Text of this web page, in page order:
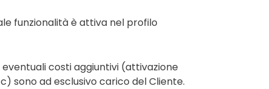
funzionalità è attiva nel profilo
costi aggiuntivi (attivazione
sono ad esclusivo carico del Cliente.